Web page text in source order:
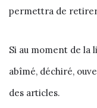
permettra de retirer
Si au moment de la
abîmé, déchiré,
des articles.